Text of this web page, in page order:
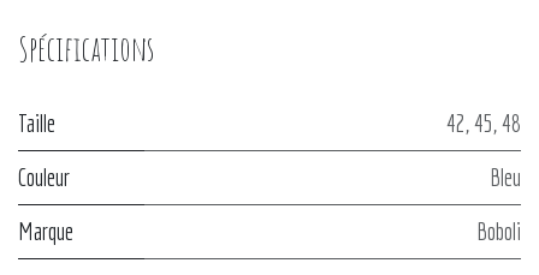
Spécifications
Taille 42,45,48
Couleur
Bleu
Marque
Boboli